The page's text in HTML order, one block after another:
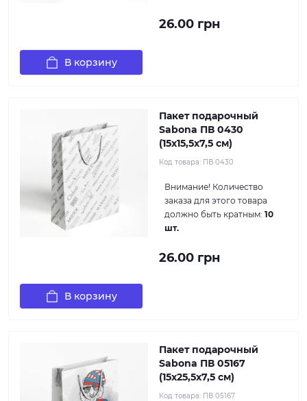
26.00 грн
В корзину
Пакет подарочный
Sabona ПВ 0430
(15x15,5x7,5 см)
Код товара: ПВ 0430
Внимание! Количество
заказа для этого товара
должно быть кратным: 10
шт.
26.00 грн
В корзину
Пакет подарочный
Sabona ПВ 05167
(15x25,5x7,5 см)
Код товара: ПВ 05167